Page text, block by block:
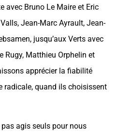
avec Bruno Le Maire et Eric
Jean-Marc Ayrault, Jean-
jusqu’aux Verts avec
Rugy, Matthieu Orphelin et
apprécier la fiabilité
radicale, quand ils choisissent
pas agis seuls pour nous